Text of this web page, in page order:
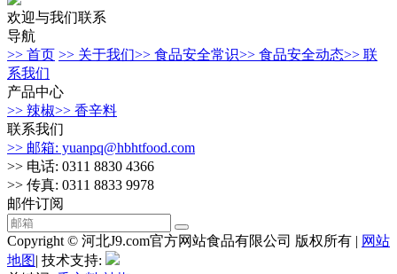
欢迎与我们联系
导航
>> 首页 >> 关于我们>> 食品安全常识>> 食品安全动态>> 联
系我们
产品中心
>> 辣椒>> 香辛料
联系我们
>> 邮箱: yuanpq@hbhtfood.com
>> 电话: 0311 8830 4366
>> 传真: 0311 8833 9978
邮件订阅
Copyright © 河北J9.com官方网站食品有限公司 版权所有 | 网站
地图| 技术支持: